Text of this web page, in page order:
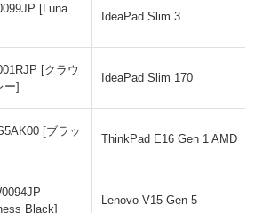
[Luna
IdeaPad Slim 3
[クラウ
ー]
IdeaPad Slim 170
[ブラッ
ThinkPad E16 Gen 1 AMD
Black]
Lenovo V15 Gen 5